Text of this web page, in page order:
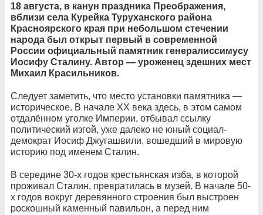
18 августа, в канун праздника Преображения,
вблизи села Курейка Туруханского района
Красноярского края при небольшом стечении
народа был открыт первый в современной
России официальный памятник генералиссимусу
Иосифу Сталину. Автор — уроженец здешних мест
Михаил Красильников.
Следует заметить, что место установки памятника —
историческое. В начале ХХ века здесь, в этом самом
отдалённом уголке Империи, отбывал ссылку
политический изгой, уже далеко не юный социал-
демократ Иосиф Джугашвили, вошедший в мировую
историю под именем Сталин.
В середине 30-х годов крестьянская изба, в которой
проживал Сталин, превратилась в музей. В начале 50-
х годов вокруг деревянного строения был выстроен
роскошный каменный павильон, а перед ним